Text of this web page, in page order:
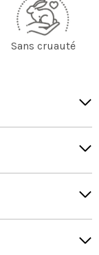
Sans cruauté